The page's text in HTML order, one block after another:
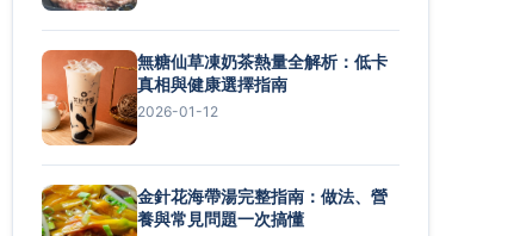
無糖仙草凍奶茶熱量全解析：低卡
真相與健康選擇指南
2026-01-12
金針花海帶湯完整指南：做法、營
養與常見問題一次搞懂